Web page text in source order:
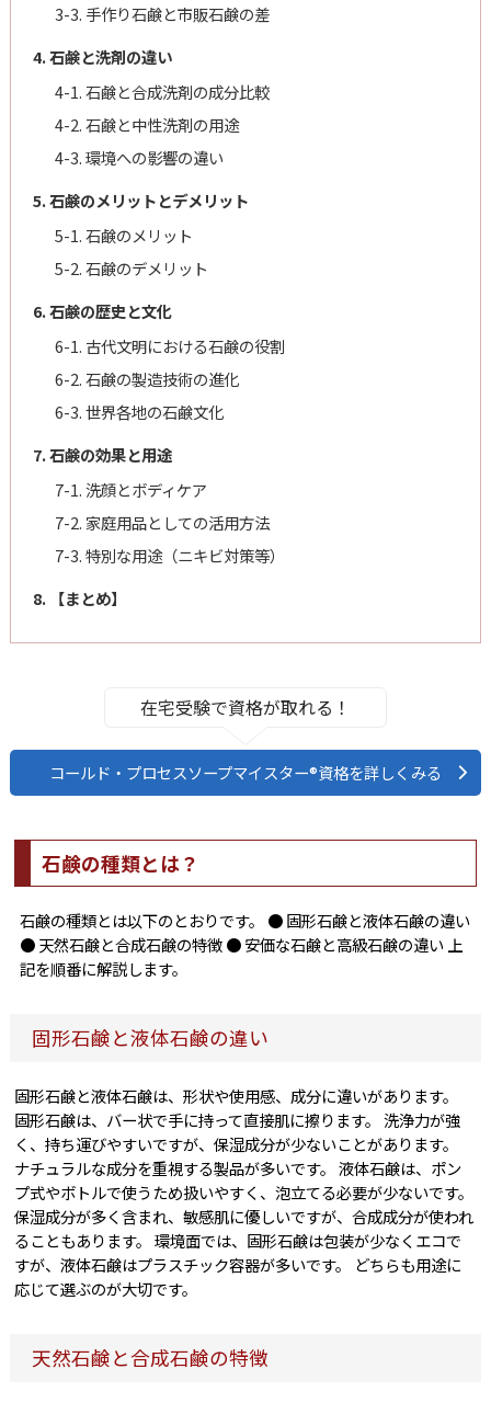
3-3. 手作り石鹸と市販石鹸の差
4. 石鹸と洗剤の違い
4-1. 石鹸と合成洗剤の成分比較
4-2. 石鹸と中性洗剤の用途
4-3. 環境への影響の違い
5. 石鹸のメリットとデメリット
5-1. 石鹸のメリット
5-2. 石鹸のデメリット
6. 石鹸の歴史と文化
6-1. 古代文明における石鹸の役割
6-2. 石鹸の製造技術の進化
6-3. 世界各地の石鹸文化
7. 石鹸の効果と用途
7-1. 洗顔とボディケア
7-2. 家庭用品としての活用方法
7-3. 特別な用途（ニキビ対策等）
8. 【まとめ】
在宅受験で資格が取れる！
コールド・プロセスソープマイスター®資格を詳しくみる
石鹸の種類とは？
石鹸の種類とは以下のとおりです。 ● 固形石鹸と液体石鹸の違い
● 天然石鹸と合成石鹸の特徴 ● 安価な石鹸と高級石鹸の違い 上
記を順番に解説します。
固形石鹸と液体石鹸の違い
固形石鹸と液体石鹸は、形状や使用感、成分に違いがあります。
固形石鹸は、バー状で手に持って直接肌に擦ります。 洗浄力が強
く、持ち運びやすいですが、保湿成分が少ないことがあります。
ナチュラルな成分を重視する製品が多いです。 液体石鹸は、ポン
プ式やボトルで使うため扱いやすく、泡立てる必要が少ないです。
保湿成分が多く含まれ、敏感肌に優しいですが、合成成分が使われ
ることもあります。 環境面では、固形石鹸は包装が少なくエコで
すが、液体石鹸はプラスチック容器が多いです。 どちらも用途に
応じて選ぶのが大切です。
天然石鹸と合成石鹸の特徴